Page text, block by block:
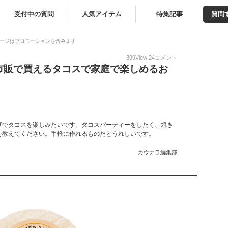
受付中の質問 人気アイテム 特集記事 質問
ジはプロモーションを含みます
399View 24コメント
で買えるタコスで家庭で楽しめるお
タコスを楽しみたいです。タコスパーティーをしたく、焼き
えてください。手軽に作れるものだとうれしいです。
カウナラ編集部